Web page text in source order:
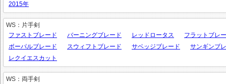
2015年
WS：片手剣
ファストブレード
バーニングブレード レッドロータス
フラットブレ
ボーパルブレード
スウィフトブレード サベッジブレード
サンギンブ
レクイエスカット
WS：両手剣